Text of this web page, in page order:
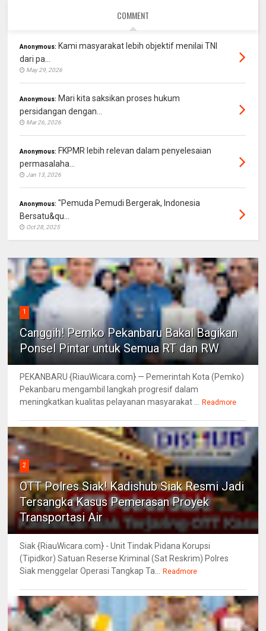
COMMENT
Anonymous: Kami masyarakat lebih objektif menilai TNI
dari pa...
May 29, 2026
Anonymous: Mari kita saksikan proses hukum
persidangan dengan...
Mar 26, 2026
Anonymous: FKPMR lebih relevan dalam penyelesaian
permasalaha...
Jan 13, 2026
Anonymous: "Pemuda Pemudi Bergerak, Indonesia
Bersatu&qu...
Oct 28, 2025
1
Canggih! Pemko Pekanbaru Bakal Bagikan
Ponsel Pintar untuk Semua RT dan RW
PEKANBARU {RiauWicara.com} — Pemerintah Kota (Pemko)
Pekanbaru mengambil langkah progresif dalam
meningkatkan kualitas pelayanan masyarakat ...
Readmore
2
OTT Polres Siak! Kadishub Siak Resmi Jadi
Tersangka Kasus Pemerasan Proyek
Transportasi Air
Siak {RiauWicara.com} - Unit Tindak Pidana Korupsi
(Tipidkor) Satuan Reserse Kriminal (Sat Reskrim) Polres
Siak menggelar Operasi Tangkap Ta...
Readmore